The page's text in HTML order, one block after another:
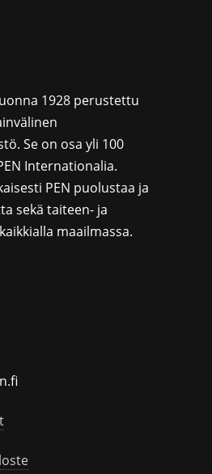
1928 perustettu
Se on osa yli 100
Internationalia.
PEN puolustaa ja
sekä taiteen- ja
maailmassa.